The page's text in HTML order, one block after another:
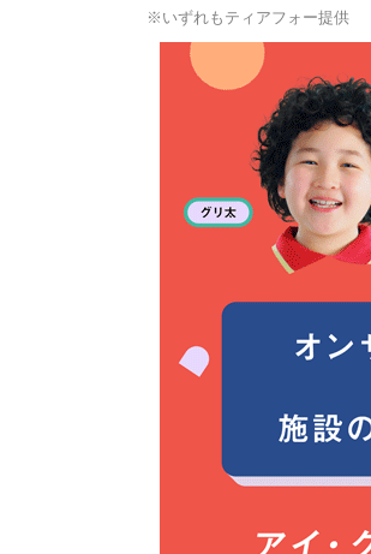
※いずれもティアフォー提供